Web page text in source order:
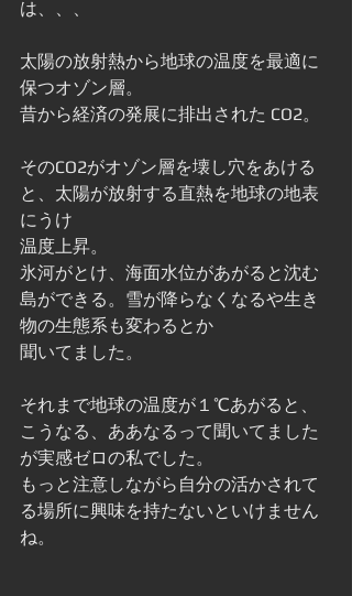
は、、、
太陽の放射熱から地球の温度を最適に
保つオゾン層。
昔から経済の発展に排出された CO2。
そのCO2がオゾン層を壊し穴をあける
と、太陽が放射する直熱を地球の地表
にうけ
温度上昇。
氷河がとけ、海面水位があがると沈む
島ができる。雪が降らなくなるや生き
物の生態系も変わるとか
聞いてました。
それまで地球の温度が１℃あがると、
こうなる、ああなるって聞いてました
が実感ゼロの私でした。
もっと注意しながら自分の活かされて
る場所に興味を持たないといけません
ね。